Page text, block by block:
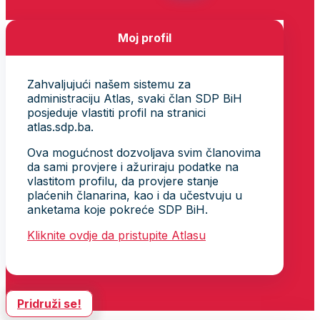
Moj profil
Zahvaljujući našem sistemu za
administraciju Atlas, svaki član SDP BiH
posjeduje vlastiti profil na stranici
atlas.sdp.ba.
Ova mogućnost dozvoljava svim članovima
da sami provjere i ažuriraju podatke na
vlastitom profilu, da provjere stanje
plaćenih članarina, kao i da učestvuju u
anketama koje pokreće SDP BiH.
Kliknite ovdje da pristupite Atlasu
Pridruži se!